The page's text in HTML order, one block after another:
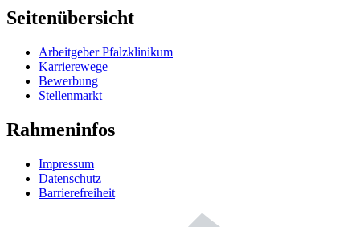
Seitenübersicht
Arbeitgeber Pfalzklinikum
Karrierewege
Bewerbung
Stellenmarkt
Rahmeninfos
Impressum
Datenschutz
Barrierefreiheit